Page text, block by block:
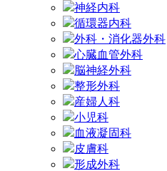
神経内科
循環器内科
外科・消化器外科
心臓血管外科
脳神経外科
整形外科
産婦人科
小児科
血液凝固科
皮膚科
形成外科